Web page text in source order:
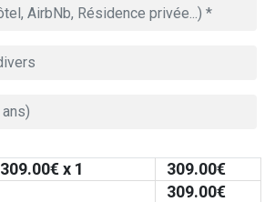
309.00€ x 1 309.00€
309.00€